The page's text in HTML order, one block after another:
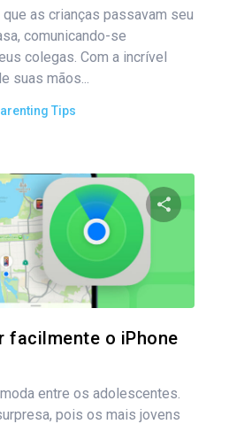
as crianças passavam seu
comunicando-se
colegas. Com a incrível
suas mãos...
Tips
facilmente o iPhone
entre os adolescentes.
pois os mais jovens